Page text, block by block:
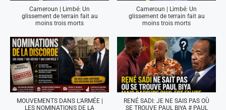
Cameroun | Limbé: Un
glissement de terrain fait au
moins trois morts
Cameroun | Limbé: Un
glissement de terrain fait au
moins trois morts
MOUVEMENTS DANS L'ARMÉE |
LES NOMINATIONS DE LA
RENÉ SADI: JE NE SAIS PAS OÙ
SE TROUVE PAUL BIYA # PAUL